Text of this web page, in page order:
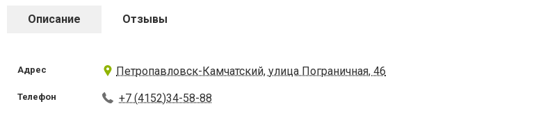
Описание Отзывы
Адрес Петропавловск-Камчатский, улица Пограничная, 46
Телефон +7 (4152)34-58-88